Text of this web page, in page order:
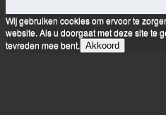
Wij gebruiken cookies om ervoor te
website. Als u doorgaat met deze site te
tevreden mee bent. Akkoord